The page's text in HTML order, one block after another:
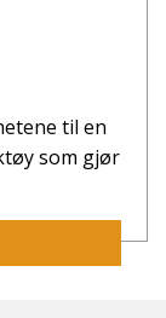
til en
som gjør